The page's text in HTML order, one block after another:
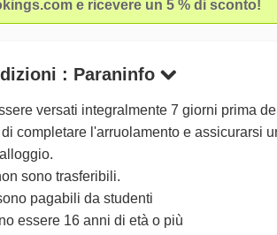
e ricevere un 5 % di sconto!
: Paraninfo
versati integralmente 7 giorni prima
completare l'arruolamento e assicurarsi
sono trasferibili.
pagabili da studenti
essere 16 anni di età o più